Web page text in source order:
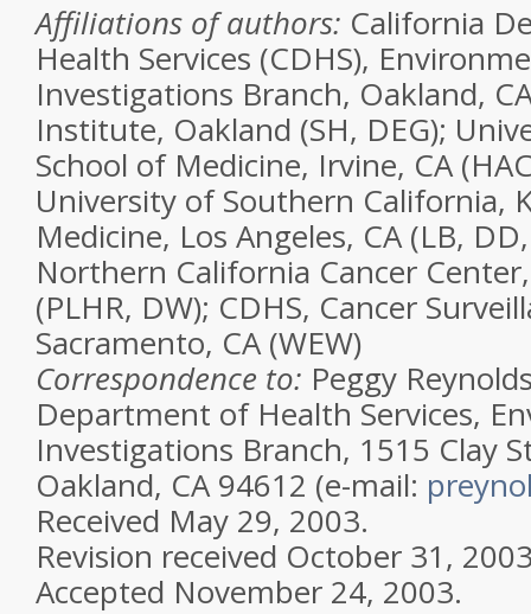
Affiliations of authors: California
Health Services (CDHS),
Investigations Branch, Oakland,
Institute, Oakland (SH, DEG);
School of Medicine, Irvine, CA
University of Southern California,
Medicine, Los Angeles, CA (LB,
Northern California Cancer
(PLHR, DW); CDHS, Cancer
Sacramento, CA (WEW)
Correspondence to: Peggy
Department of Health Services,
Investigations Branch, 1515 Clay
Oakland, CA 94612 (e-mail:
Received May 29, 2003.
Revision received October 31,
Accepted November 24, 2003.